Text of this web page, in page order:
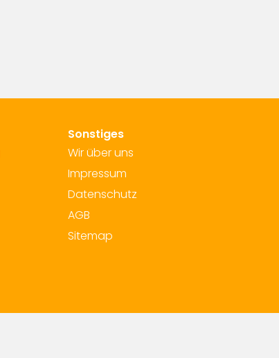
Sonstiges
Wir über uns
Impressum
Datenschutz
AGB
Sitemap